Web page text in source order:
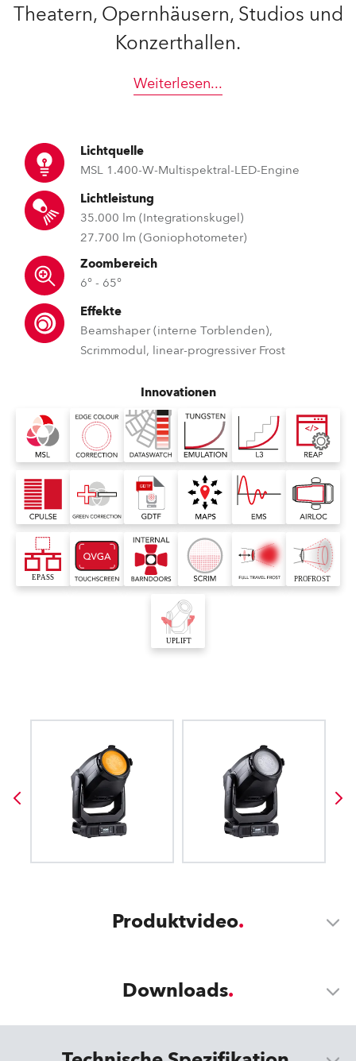
Theatern, Opernhäusern, Studios und
Konzerthallen.
Weiterlesen...
Lichtquelle
MSL 1.400-W-Multispektral-LED-Engine
Lichtleistung
35.000 lm (Integrationskugel)
27.700 lm (Goniophotometer)
Zoombereich
6° - 65°
Effekte
Beamshaper (interne Torblenden),
Scrimmodul, linear-progressiver Frost
Innovationen
Produktvideo
Downloads